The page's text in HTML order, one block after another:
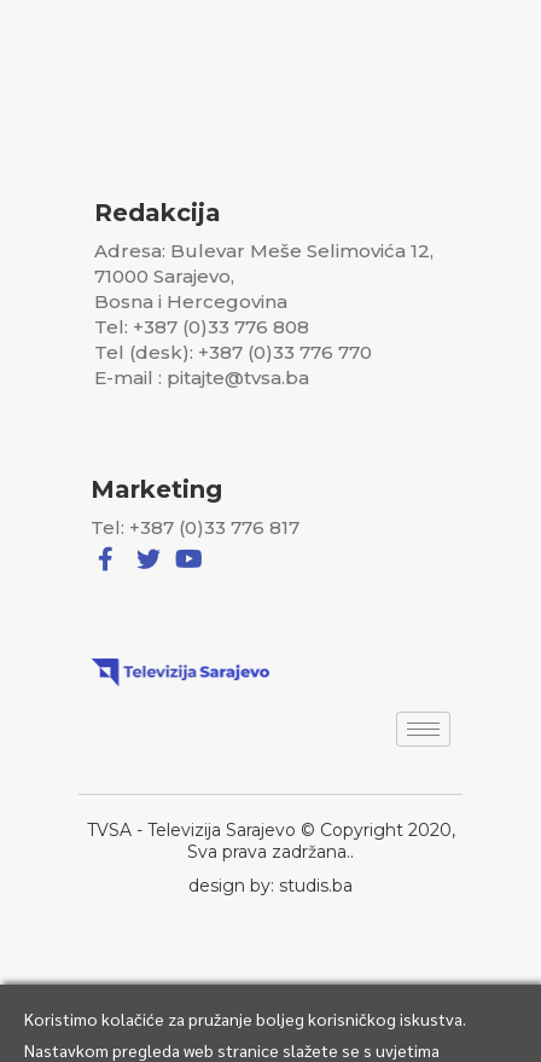
Redakcija
Adresa: Bulevar Meše Selimovića 12,
71000 Sarajevo,
Bosna i Hercegovina
Tel: +387 (0)33 776 808
Tel (desk): +387 (0)33 776 770
E-mail : pitajte@tvsa.ba
Marketing
Tel: +387 (0)33 776 817
TVSA - Televizija Sarajevo © Copyright 2020,
Sva prava zadržana..
design by: studis.ba
Koristimo kolačiće za pružanje boljeg korisničkog iskustva.
Nastavkom pregleda web stranice slažete se s uvjetima